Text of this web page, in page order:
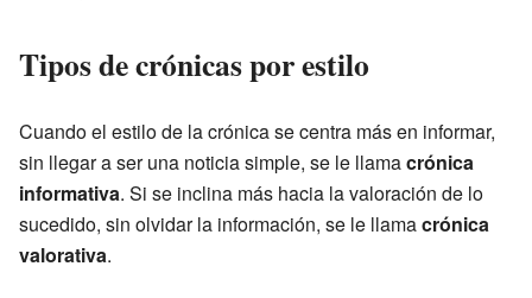
Tipos de crónicas por estilo
Cuando el estilo de la crónica se centra más en informar,
sin llegar a ser una noticia simple, se le llamacrónica
informativa. Si se inclina más hacia la valoración de lo
sucedido, sin olvidar la información, se le llamacrónica
valorativa.